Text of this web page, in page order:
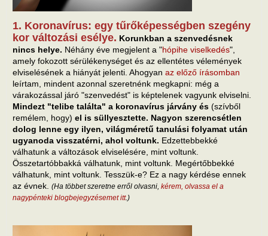
1. Koronavírus: egy tűrőképességben szegény
kor változási esélye. Korunkban a szenvedésnek
nincs helye. Néhány éve megjelent a "hópihe viselkedés",
amely fokozott sérülékenységet és az ellentétes vélemények
elviselésének a hiányát jelenti. Ahogyan az előző írásomban
leírtam, mindent azonnal szeretnénk megkapni: még a
várakozással járó "szenvedést" is képtelenek vagyunk elviselni.
Mindezt "telibe találta" a koronavírus járvány és (szívből
remélem, hogy) el is süllyesztette. Nagyon szerencsétlen
dolog lenne egy ilyen, világméretű tanulási folyamat után
ugyanoda visszatérni, ahol voltunk. Edzettebbekké
válhatunk a változások elviselésére, mint voltunk.
Összetartóbbakká válhatunk, mint voltunk. Megértőbbekké
válhatunk, mint voltunk. Tesszük-e? Ez a nagy kérdése ennek
az évnek. (Ha többet szeretne erről olvasni, kérem, olvassa el a
nagypénteki blogbejegyzésemet itt.)